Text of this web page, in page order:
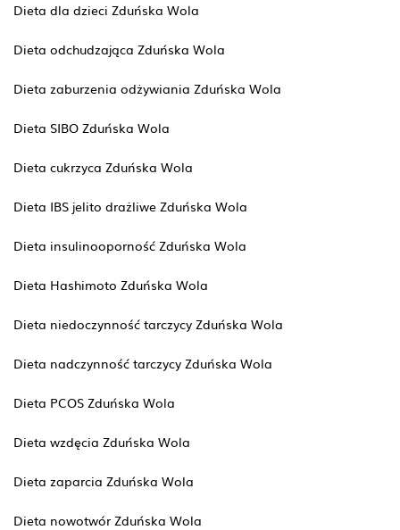
Dieta dla dzieci Zduńska Wola
Dieta odchudzająca Zduńska Wola
Dieta zaburzenia odżywiania Zduńska Wola
Dieta SIBO Zduńska Wola
Dieta cukrzyca Zduńska Wola
Dieta IBS jelito drażliwe Zduńska Wola
Dieta insulinooporność Zduńska Wola
Dieta Hashimoto Zduńska Wola
Dieta niedoczynność tarczycy Zduńska Wola
Dieta nadczynność tarczycy Zduńska Wola
Dieta PCOS Zduńska Wola
Dieta wzdęcia Zduńska Wola
Dieta zaparcia Zduńska Wola
Dieta nowotwór Zduńska Wola